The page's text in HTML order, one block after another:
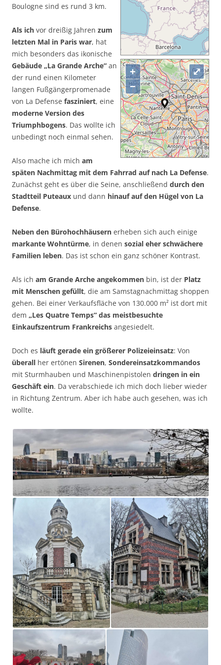
+
−
⤢
Boulogne sind es rund 3 km.
Als ich vor dreißig Jahren zum
letzten Mal in Paris war, hat
mich besonders das ikonische
Gebäude „La Grande Arche“ an
der rund einen Kilometer
langen Fußgängerpromenade
von La Defense fasziniert, eine
moderne Version des
Triumphbogens. Das wollte ich
unbedingt noch einmal sehen.
Also mache ich mich am
späten Nachmittag mit dem Fahrrad auf nach La Defense.
Zunächst geht es über die Seine, anschließend durch den
Stadtteil Puteaux und dann hinauf auf den Hügel von La
Defense.
Neben den Bürohochhäusern erheben sich auch einige
markante Wohntürme, in denen sozial eher schwächere
Familien leben. Das ist schon ein ganz schöner Kontrast.
Als ich am Grande Arche angekommen bin, ist der Platz
mit Menschen gefüllt, die am Samstagnachmittag shoppen
gehen. Bei einer Verkaufsfläche von 130.000 m² ist dort mit
dem „Les Quatre Temps“ das meistbesuchte
Einkaufszentrum Frankreichs angesiedelt.
Doch es läuft gerade ein größerer Polizeieinsatz: Von
überall her ertönen Sirenen, Sondereinsatzkommandos
mit Sturmhauben und Maschinenpistolen dringen in ein
Geschäft ein. Da verabschiede ich mich doch lieber wieder
in Richtung Zentrum. Aber ich habe auch gesehen, was ich
wollte.